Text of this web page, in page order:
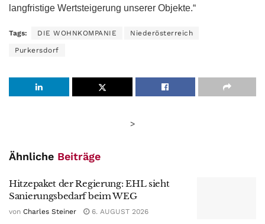
langfristige Wertsteigerung unserer Objekte.“
Tags: DIE WOHNKOMPANIE Niederösterreich
Purkersdorf
>
Ähnliche Beiträge
Hitzepaket der Regierung: EHL sieht
Sanierungsbedarf beim WEG
von Charles Steiner 6. AUGUST 2026